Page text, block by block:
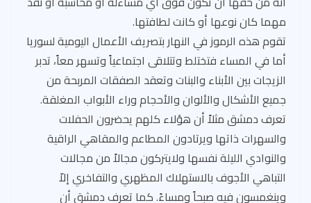
مهما كان نوعها أو كانت لطافتها.
تقوم هذه الرموز في النهار بتصريف الأعمال اليومية لسوريا
أما في المساء فتختلط وتتلاقى اجتماعياً وتسهر معاً، تدبر
الزيجات بين الأبناء والبنات وتعقد الصفقات المربحة من
جميع الأشكال والألوان والأحجام وراء الأبواب المغلقة.
تعرف دمشق مثلاً أن هؤلاء كلهم يحضرون الحفلات
والسهرات ذاتها ويرتادون المطاعم والمقاهي الراقية
والنوادي الليلة نفسها ولايتركون مجالاً من مجالات
التباهي الأجوف بالاستهلاك المظهري والتفاخري إلاّ
وينغمسون فيه صبحاً ومساءً. كما تعرف دمشق أن